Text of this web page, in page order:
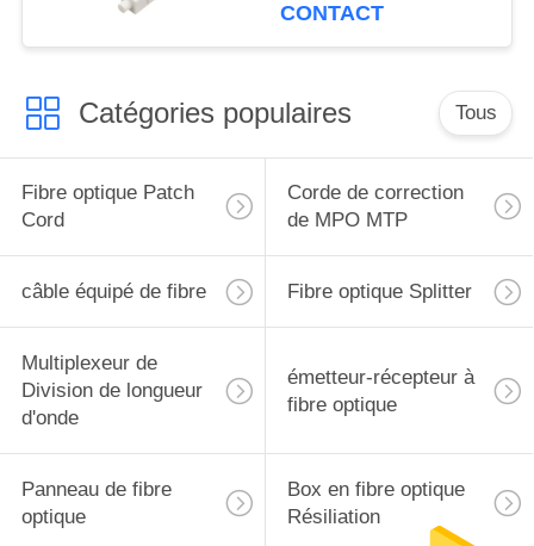
CONTACT
Catégories populaires Tous
Fibre optique Patch
Cord
Corde de correction
de MPO MTP
câble équipé de fibre Fibre optique Splitter
Multiplexeur de
Division de longueur
d'onde
émetteur-récepteur à
fibre optique
Panneau de fibre
optique
Box en fibre optique
Résiliation